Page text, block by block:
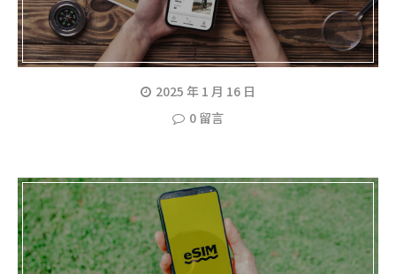
2025 年 1 月 16 日
0 留言